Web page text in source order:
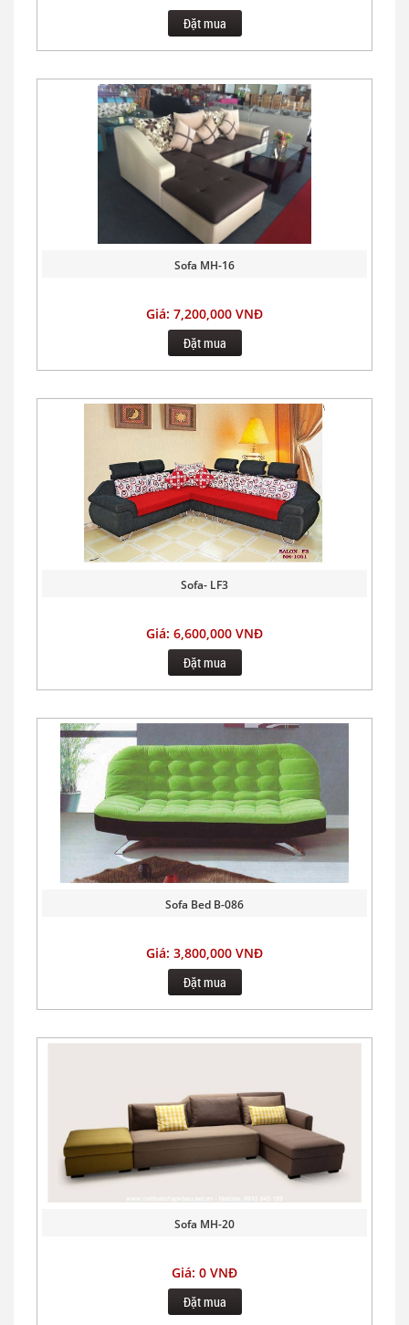
Đặt mua
Sofa MH-16
Giá: 7,200,000 VNĐ
Đặt mua
Sofa- LF3
Giá: 6,600,000 VNĐ
Đặt mua
Sofa Bed B-086
Giá: 3,800,000 VNĐ
Đặt mua
Sofa MH-20
Giá: 0 VNĐ
Đặt mua